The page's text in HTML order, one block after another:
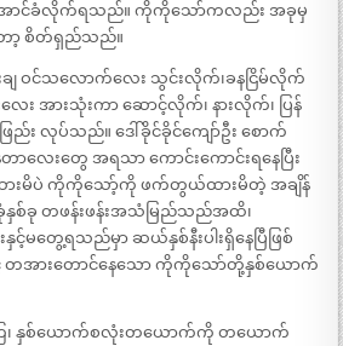
အောင်ခံလိုက်ရသည်။ ကိုကိုသော်ကလည်း အခုမှ
ော့ စိတ်ရှည်သည်။
ျ ဝင်သလောက်လေး သွင်းလိုက်၊ခနငြိမ်လိုက်
း အားသုံးကာ ဆောင့်လိုက်၊ နားလိုက်၊ ပြန်
း လုပ်သည်။ ဒေါ်ခိုင်ခိုင်ကျော်ဦး စောက်
ာလေးတွေ အရသာ ကောင်းကောင်းရနေပြီး
ပဲ ကိုကိုသော့်ကို ဖက်တွယ်ထားမိတဲ့ အချိန်
စ်ခု တဖန်းဖန်းအသံမြည်သည်အထိ၊
နှင့်မတွေ့ရသည်မှာ ဆယ်နှစ်နီးပါးရှိနေပြီဖြစ်
င့် တအားတောင်နေသော ကိုကိုသော်တို့နှစ်ယောက်
၊ နှစ်ယောက်စလုံးတယောက်ကို တယောက်